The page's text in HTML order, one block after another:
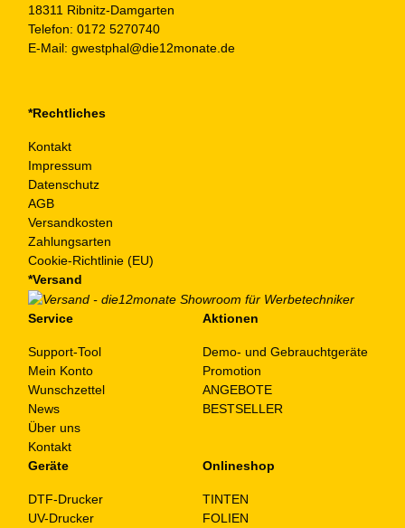
18311 Ribnitz-Damgarten
Telefon: 0172 5270740
E-Mail: gwestphal@die12monate.de
*Rechtliches
Kontakt
Impressum
Datenschutz
AGB
Versandkosten
Zahlungsarten
Cookie-Richtlinie (EU)
*Versand
Service
Support-Tool
Mein Konto
Wunschzettel
News
Über uns
Kontakt
Aktionen
Demo- und Gebrauchtgeräte
Promotion
ANGEBOTE
BESTSELLER
Geräte
DTF-Drucker
UV-Drucker
Onlineshop
TINTEN
FOLIEN